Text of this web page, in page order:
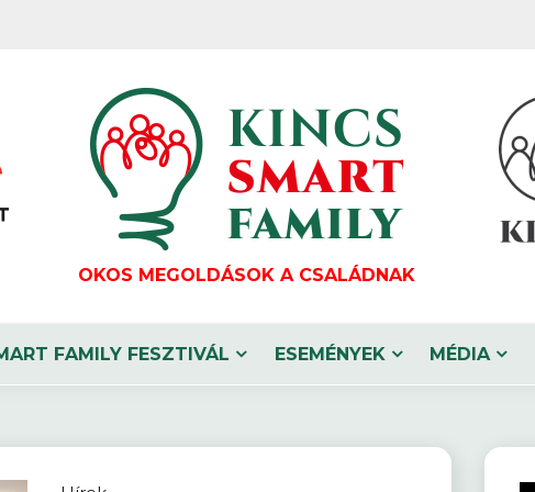
OKOS MEGOLDÁSOK A CSALÁDNAK
FAMILY FESZTIVÁL ESEMÉNYEK MÉDIA